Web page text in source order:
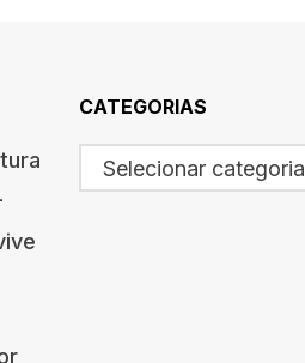
CATEGORIAS
Selecionar categoria